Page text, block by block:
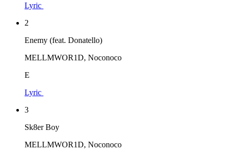
Lyric
2
Enemy (feat. Donatello)
MELLMWOR1D, Noconoco
E
Lyric
3
Sk8er Boy
MELLMWOR1D, Noconoco